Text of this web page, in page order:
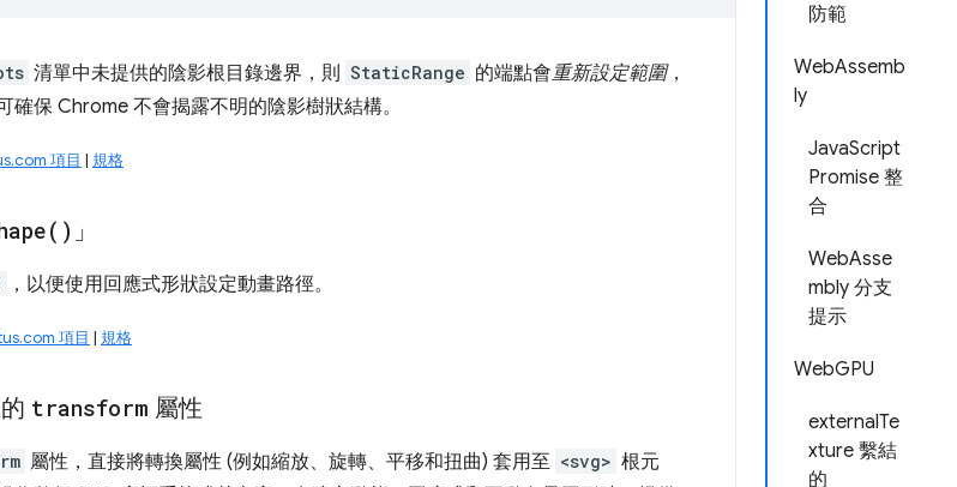
防範
WebAssemb
ly
JavaScript
Promise 整
合
WebAsse
mbly 分支
提示
WebGPU
externalTe
xture 繫結
的
清單中未提供的陰影根目錄邊界，則 StaticRange 的端點會重新設定範圍，
保 Chrome 不會揭露不明的陰影樹狀結構。
項目 | 規格
) 」
，以便使用回應式形狀設定動畫路徑。
項目 | 規格
transform 屬性
屬性，直接將轉換屬性 (例如縮放、旋轉、平移和扭曲) 套用至 <svg> 根元